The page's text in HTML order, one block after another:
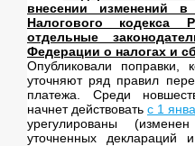
внесении изменений
Налогового кодекса
отдельные
Федерации о налогах и
Опубликовали поправки,
уточняют ряд правил
платежа. Среди
начнет действовать с 1
урегулированы
уточненных деклараций